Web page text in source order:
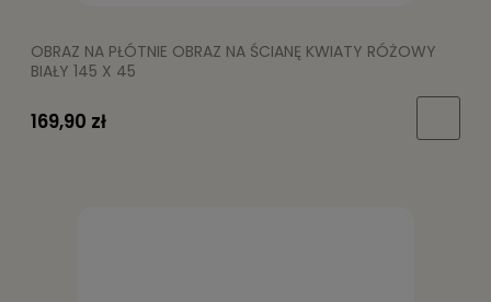
OBRAZ NA PŁÓTNIE OBRAZ NA ŚCIANĘ KWIATY RÓŻOWY
BIAŁY 145 X 45
169,90 zł